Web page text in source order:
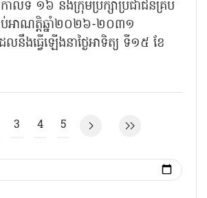
លទី ១៦ និងក្រុមប្រឹក្សាប្រជាជនគ្រប់
ប់អាណត្តិឆ្នាំ២០២៦-២០៣១
នឹងធ្វើឡើងនាថ្ងៃអាទិត្យ ទី១៥ ខែ
3 4 5